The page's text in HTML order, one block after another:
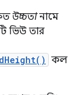
উচ্চতানামে
ভিউ তার
কল